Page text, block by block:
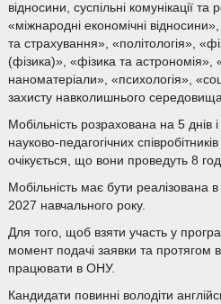
відносини, суспільні комунікації та
«міжнародні економічні
та страхування», «політологія»,
(фізика)», «фізика та астрономія»,
наноматеріали», «психологія»,
захисту навколишнього
Мобільність розрахована на 5 днів
науково-педагогічних
очікується, що вони проведуть 8
Мобільність має бути
2027 навчального року.
Для того, щоб взяти участь у
момент подачі заявки та протягом
працювати в ОНУ.
Кандидати повинні володіти